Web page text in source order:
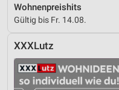
Wohnenpreishits
Gültig bis Fr. 14.08.
XXXLutz